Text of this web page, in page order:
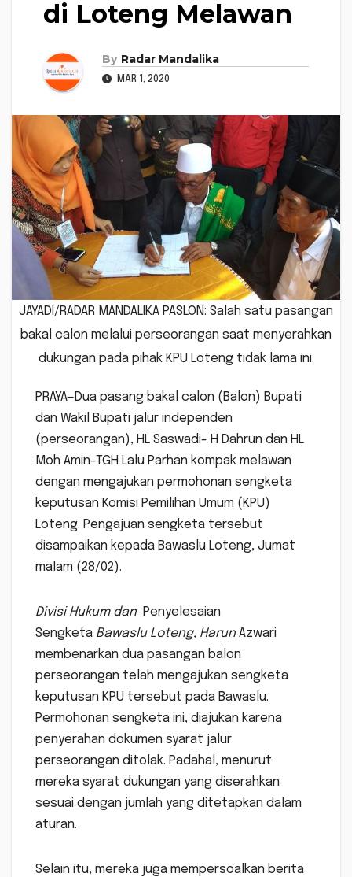
di Loteng Melawan
By Radar Mandalika
MAR 1, 2020
JAYADI/RADAR MANDALIKA PASLON: Salah satu pasangan
bakal calon melalui perseorangan saat menyerahkan
dukungan pada pihak KPU Loteng tidak lama ini.
PRAYA—Dua pasang bakal calon (Balon) Bupati
dan Wakil Bupati jalur independen
(perseorangan), HL Saswadi- H Dahrun dan HL
Moh Amin-TGH Lalu Parhan kompak melawan
dengan mengajukan permohonan sengketa
keputusan Komisi Pemilihan Umum (KPU)
Loteng. Pengajuan sengketa tersebut
disampaikan kepada Bawaslu Loteng, Jumat
malam (28/02).
Divisi Hukum dan Penyelesaian
Sengketa Bawaslu Loteng, HarunAzwari
membenarkan dua pasangan balon
perseorangan telah mengajukan sengketa
keputusan KPU tersebut pada Bawaslu.
Permohonan sengketa ini, diajukan karena
penyerahan dokumen syarat jalur
perseorangan ditolak. Padahal, menurut
mereka syarat dukungan yang diserahkan
sesuai dengan jumlah yang ditetapkan dalam
aturan.
Selain itu, mereka juga mempersoalkan berita